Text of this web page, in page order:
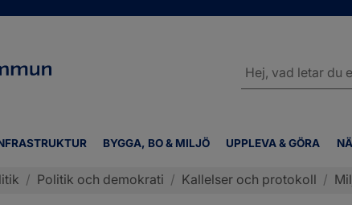
BYGGA, BO & MILJÖ UPPLEVA & GÖRA
webbplatsen
/ Politik och demokrati / Kallelser och protokoll /